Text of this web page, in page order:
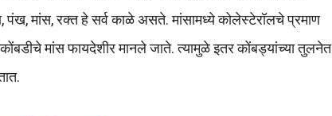
मांस, रक्त हे सर्व काळे असते. मांसामध्ये कोलेस्टेरॉलचे प्रमाण
मांस फायदेशीर मानले जाते. त्यामुळे इतर कोंबड्यांच्या तुलनेत